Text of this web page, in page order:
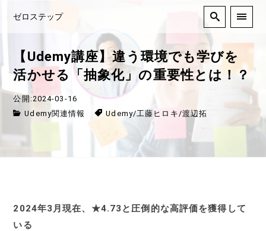
ゼロステップ
【Udemy講座】違う環境でも学びを
活かせる「抽象化」の重要性とは！？
公開:2024-03-16
Udemy関連情報
Udemy/工藤ヒロキ /渡辺拓
2024年3月現在、★4.73と圧倒的な高評価を獲得して
いる